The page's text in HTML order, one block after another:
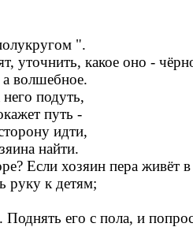
".
какое оно -
волшебное.
подуть,
путь -
идти,
найти.
Если хозяин пера живёт
руку к детям;
его с пола, и